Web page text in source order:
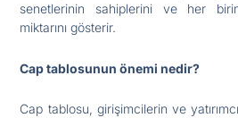
senetlerinin sahiplerini ve her
miktarını gösterir.
Cap tablosunun önemi nedir?
Cap tablosu, girişimcilerin ve